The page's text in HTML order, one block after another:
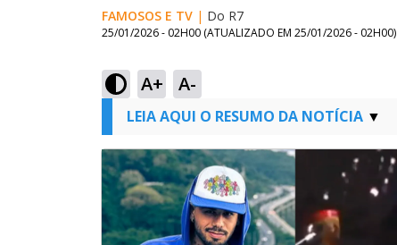
FAMOSOS E TV | Do R7
25/01/2026 - 02H00 (ATUALIZADO EM 25/01/2026 - 02H00)
A+ A-
LEIA AQUI O RESUMO DA NOTÍCIA